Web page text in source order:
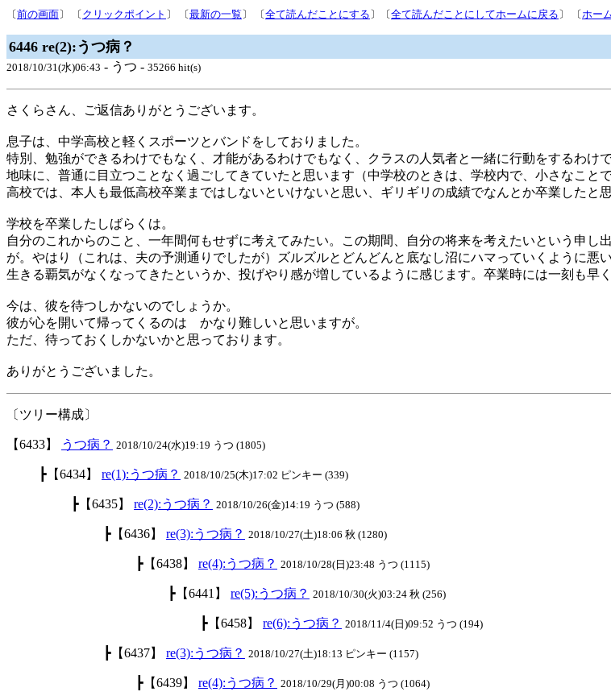
〔前の画面〕 〔 クリックポイント 〕 〔最新の一覧 〕 〔全て読んだことにする 〕〔全て読んだことにしてホームに戻る 〕 〔ホー
6446 re(2):うつ病？
2018/10/31(水)06:43 - うつ - 35266 hit(s)
さくらさん、ご返信ありがとうございます。
息子は、中学高校と軽くスポーツとバンドをしておりました。
特別、勉強ができるわけでもなく、才能があるわけでもなく、クラスの人気者と一緒に行動をするわけで
地味に、普通に目立つことなく過ごしてきていたと思います（中学校のときは、学校内で、小さなこと
高校では、本人も最低高校卒業まではしないといけないと思い、ギリギリの成績でなんとか卒業したと思
学校を卒業したしばらくは。
自分のこれからのこと、一年間何もせずに考えてみたい。この期間、自分の将来を考えたいという申し
が。やはり（これは、夫の予測通りでしたが）ズルズルとどんどんと底なし沼にハマっていくように悪
生きる覇気がなくなってきたというか、投げやり感が増しているように感じます。卒業時には一刻も早
今は、彼を待つしかないのでしょうか。
彼が心を開いて帰ってくるのは かなり難しいと思いますが。
ただ、待っておくしかないかと思っております。
ありがとうございました。
〔ツリー構成〕
【6433】 うつ病？ 2018/10/24(水)19:19 うつ (1805)
┣【6434】 re(1):うつ病？ 2018/10/25(木)17:02 ピンキー (339)
┣【6435】 re(2):うつ病？ 2018/10/26(金)14:19 うつ (588)
┣【6436】 re(3):うつ病？ 2018/10/27(土)18:06 秋 (1280)
┣【6438】 re(4):うつ病？ 2018/10/28(日)23:48 うつ (1115)
┣【6441】 re(5):うつ病？ 2018/10/30(火)03:24 秋 (256)
┣【6458】 re(6):うつ病？ 2018/11/4(日)09:52 うつ (194)
┣【6437】 re(3):うつ病？ 2018/10/27(土)18:13 ピンキー (1157)
┣【6439】 re(4):うつ病？ 2018/10/29(月)00:08 うつ (1064)